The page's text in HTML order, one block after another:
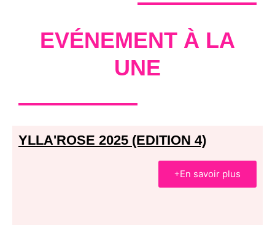
EVÉNEMENT À LA
UNE
YLLA'ROSE 2025 (EDITION 4)
En savoir plus